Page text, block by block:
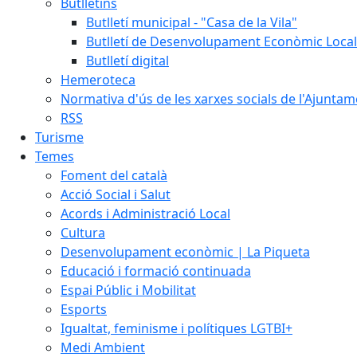
Butlletí municipal - "Casa de la Vila"
Butlletí de Desenvolupament Econòmic Local
Butlletí digital
Hemeroteca
Normativa d'ús de les xarxes socials de
RSS
Turisme
Temes
Foment del català
Acció Social i Salut
Acords i Administració Local
Cultura
Desenvolupament econòmic | La Piqueta
Educació i formació continuada
Espai Públic i Mobilitat
Esports
Igualtat, feminisme i polítiques LGTBI+
Medi Ambient